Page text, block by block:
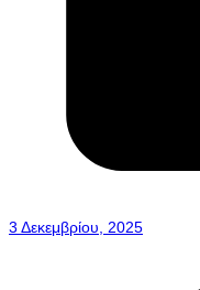
3 Δεκεμβρίου, 2025